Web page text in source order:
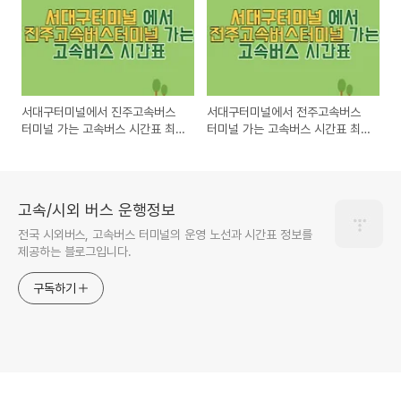
서대구터미널에서 진주고속버스
터미널 가는 고속버스 시간표 최
서대구터미널에서 전주고속버스
터미널 가는 고속버스 시간표 최
고속/시외 버스 운행정보
전국 시외버스, 고속버스 터미널의 운영 노선과 시간표 정보를
제공하는 블로그입니다.
구독하기